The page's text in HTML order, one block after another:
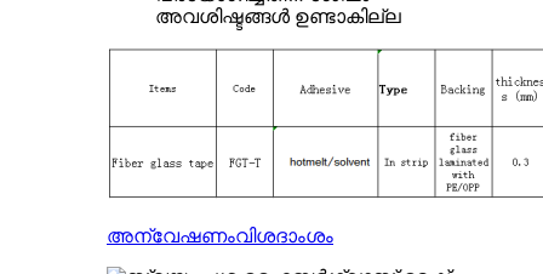
അവശിഷ്ടങ്ങൾ ഉണ്ടാകില്ല
അന്വേഷണംവിശദാംശം